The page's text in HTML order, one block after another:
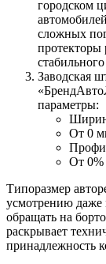
городском
сложных
протекторы
Заводская
параметры:
От 0
От 0%
Типоразмер
усмотрению даже
обращать на
раскрывает
принадлежность